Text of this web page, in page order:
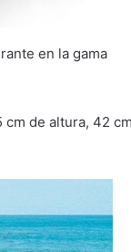
en la gama
cm de altura, 42 cm